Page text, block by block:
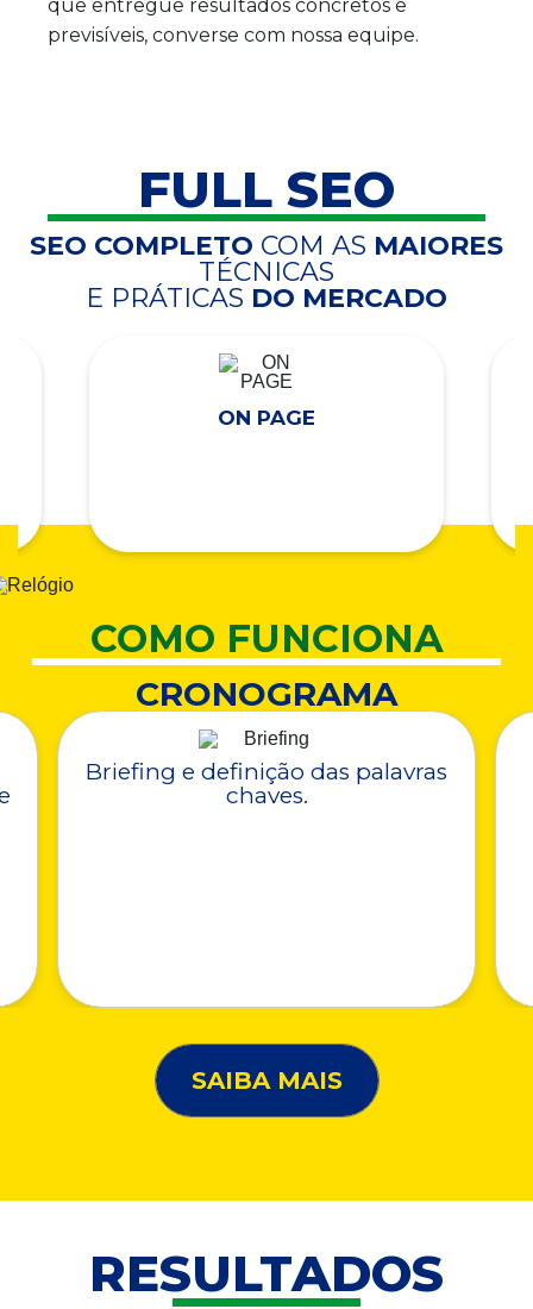
que entregue resultados concretos e
previsíveis, converse com nossa equipe.
FULL SEO
SEO COMPLETO COM AS MAIORES
TÉCNICAS
E PRÁTICAS DO MERCADO
ON PAGE
COMO FUNCIONA
CRONOGRAMA
Briefing e definição das palavras
chaves.
SAIBA MAIS
RESULTADOS